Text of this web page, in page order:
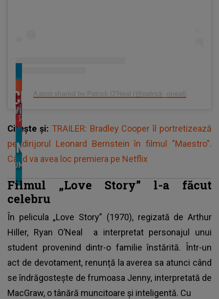
A post shared by Patrick O'Neal (@patrick_oneal)
Citește și: TRAILER: Bradley Cooper îl portretizează
pe dirijorul Leonard Bernstein în filmul "Maestro".
Când va avea loc premiera pe Netflix
Filmul „Love Story” l-a făcut
celebru
În pelicula „Love Story” (1970), regizată de Arthur
Hiller, Ryan O’Neal
a interpretat personajul unui
student provenind dintr-o familie înstărită. Într-un
act de devotament, renunță la averea sa atunci când
se îndrăgostește de frumoasa Jenny, interpretată de
MacGraw, o tânără muncitoare și inteligentă. Cu